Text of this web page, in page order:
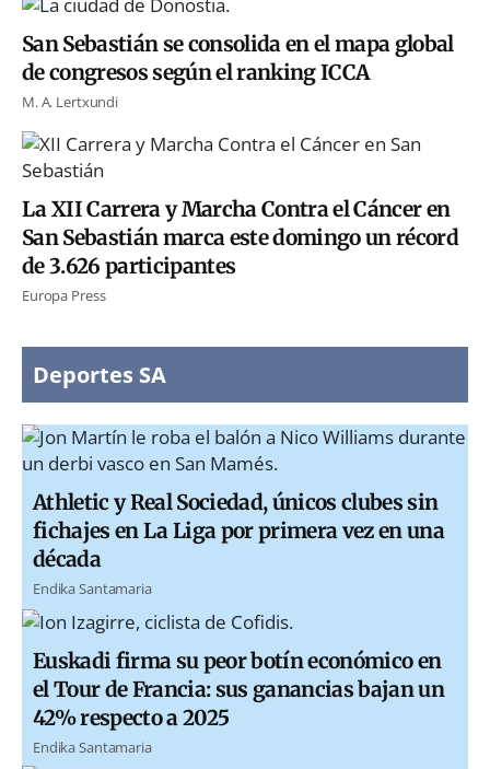
San Sebastián se consolida en el mapa global
de congresos según el ranking ICCA
M. A. Lertxundi
La XII Carrera y Marcha Contra el Cáncer en
San Sebastián marca este domingo un récord
de 3.626 participantes
Europa Press
Deportes SA
Athletic y Real Sociedad, únicos clubes sin
fichajes en La Liga por primera vez en una
década
Endika Santamaria
Euskadi firma su peor botín económico en
el Tour de Francia: sus ganancias bajan un
42% respecto a 2025
Endika Santamaria